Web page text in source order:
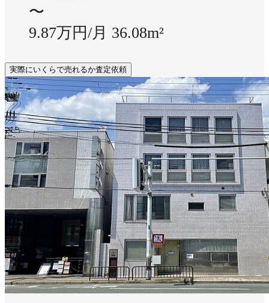
〜
9.87万円/月 36.08m²
実際にいくらで売れるか査定依頼